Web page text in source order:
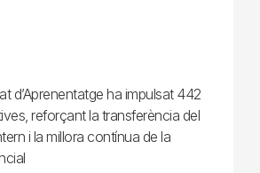
d’Aprenentatge ha impulsat 442
reforçant la transferència del
i la millora contínua de la